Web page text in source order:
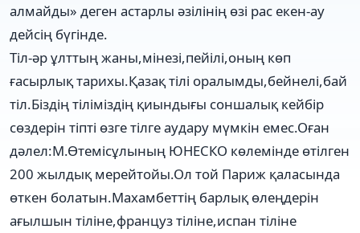
алмайды» деген астарлы әзілінің өзі рас екен-ау
дейсің бүгінде.
Тіл-әр ұлттың жаны,мінезі,пейілі,оның көп
ғасырлық тарихы.Қазақ тілі оралымды,бейнелі,бай
тіл.Біздің тіліміздің қиындығы соншалық кейбір
сөздерін тіпті өзге тілге аудару мүмкін емес.Оған
дәлел:М.Өтемісұлының ЮНЕСКО көлемінде өтілген
200 жылдық мерейтойы.Ол той Париж қаласында
өткен болатын.Махамбеттің барлық өлеңдерін
ағылшын тіліне,француз тіліне,испан тіліне